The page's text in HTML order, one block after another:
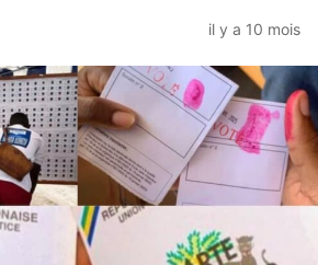
il y a 10 mois